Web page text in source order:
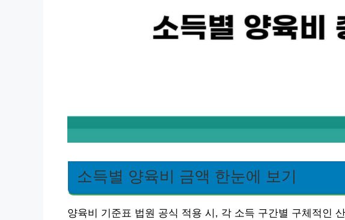
소득별 양육비 금액 한눈에 보기
양육비 기준표 법원 공식 적용 시, 각 소득 구간별 구체적인